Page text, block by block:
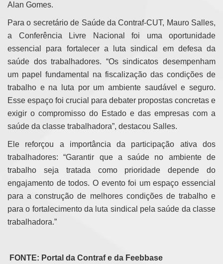
Alan Gomes.
Para o secretário de Saúde da Contraf-CUT, Mauro Salles,
a Conferência Livre Nacional foi uma oportunidade
essencial para fortalecer a luta sindical em defesa da
saúde dos trabalhadores. “Os sindicatos desempenham
um papel fundamental na fiscalização das condições de
trabalho e na luta por um ambiente saudável e seguro.
Esse espaço foi crucial para debater propostas concretas e
exigir o compromisso do Estado e das empresas com a
saúde da classe trabalhadora”, destacou Salles.
Ele reforçou a importância da participação ativa dos
trabalhadores: “Garantir que a saúde no ambiente de
trabalho seja tratada como prioridade depende do
engajamento de todos. O evento foi um espaço essencial
para a construção de melhores condições de trabalho e
para o fortalecimento da luta sindical pela saúde da classe
trabalhadora.”
FONTE: Portal da Contraf e da Feebbase